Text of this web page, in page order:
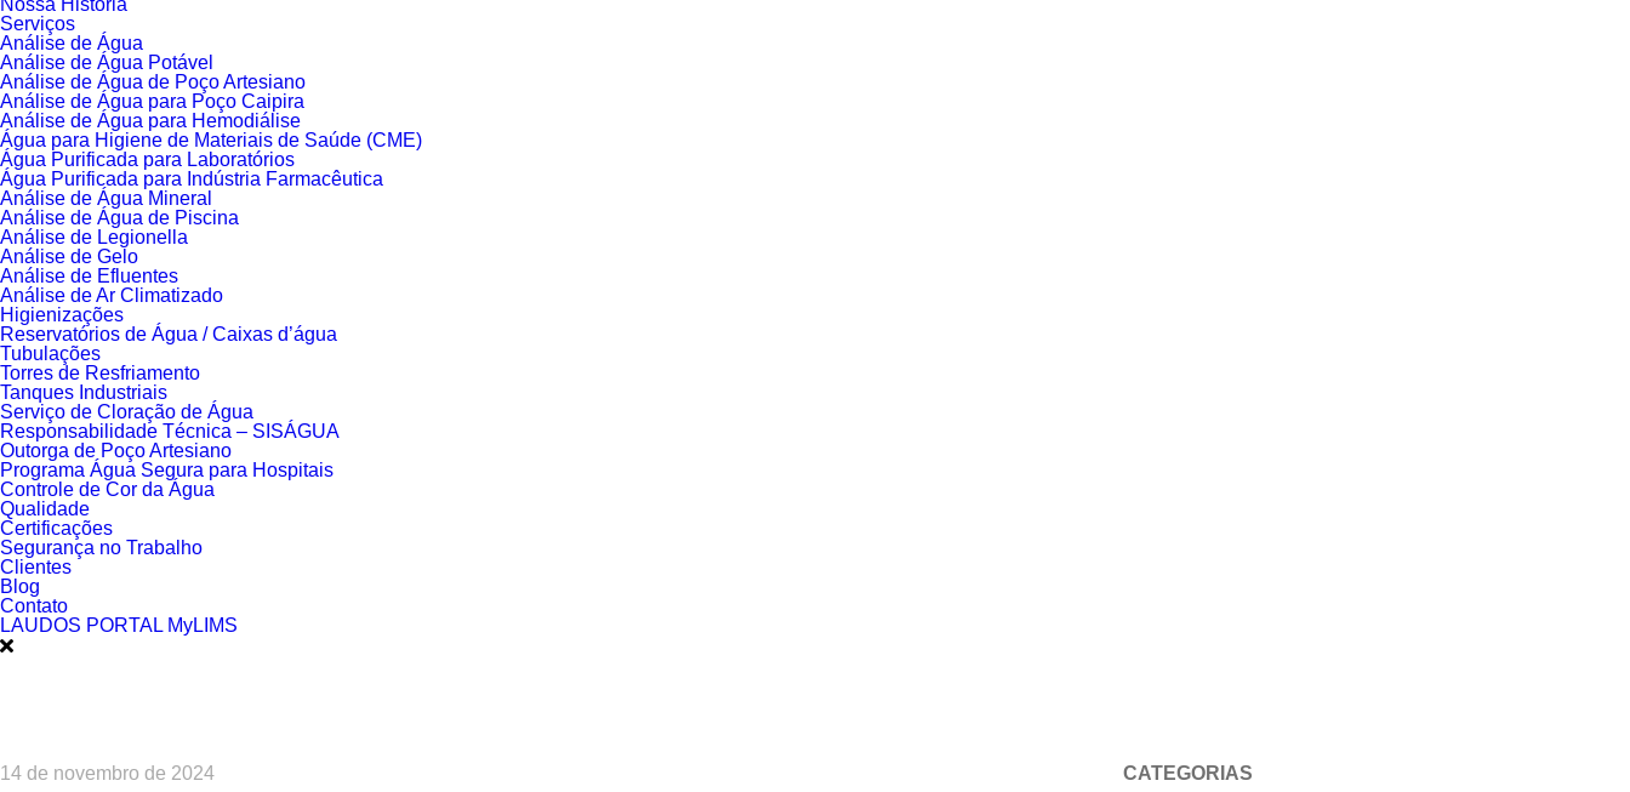
Serviços
Análise de Água
Análise de Água Potável
Análise de Água de Poço Artesiano
Análise de Água para Poço Caipira
Análise de Água para Hemodiálise
Água para Higiene de Materiais de Saúde (CME)
Água Purificada para Laboratórios
Água Purificada para Indústria Farmacêutica
Análise de Água Mineral
Análise de Água de Piscina
Análise de Legionella
Análise de Gelo
Análise de Efluentes
Análise de Ar Climatizado
Higienizações
Reservatórios de Água / Caixas d’água
Tubulações
Torres de Resfriamento
Tanques Industriais
Serviço de Cloração de Água
Responsabilidade Técnica – SISÁGUA
Outorga de Poço Artesiano
Programa Água Segura para Hospitais
Controle de Cor da Água
Qualidade
Certificações
Segurança no Trabalho
Clientes
Blog
Contato
LAUDOS PORTAL MyLIMS
14 de novembro de 2024 CATEGORIAS